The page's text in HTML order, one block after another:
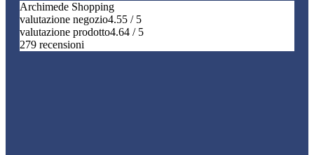
Archimede Shopping
valutazione negozio4.55 / 5
valutazione prodotto4.64 / 5
279 recensioni